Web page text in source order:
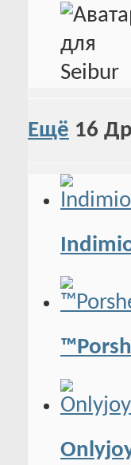
Ещё 16